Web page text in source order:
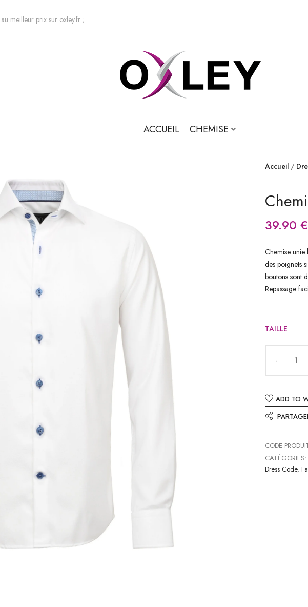
meilleur prix sur oxley.fr ;
ACCUEIL CHEMISE
Accueil
39.90 €
Chemise
des poignets
boutons sont
Repassage
TAILLE
ADD TO
CODE
CATÉGORIES:
Dress Code,